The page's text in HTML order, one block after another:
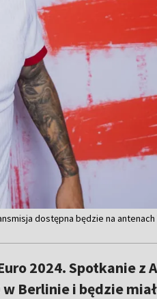
dostępna będzie na antenach
2024. Spotkanie z
Berlinie i będzie